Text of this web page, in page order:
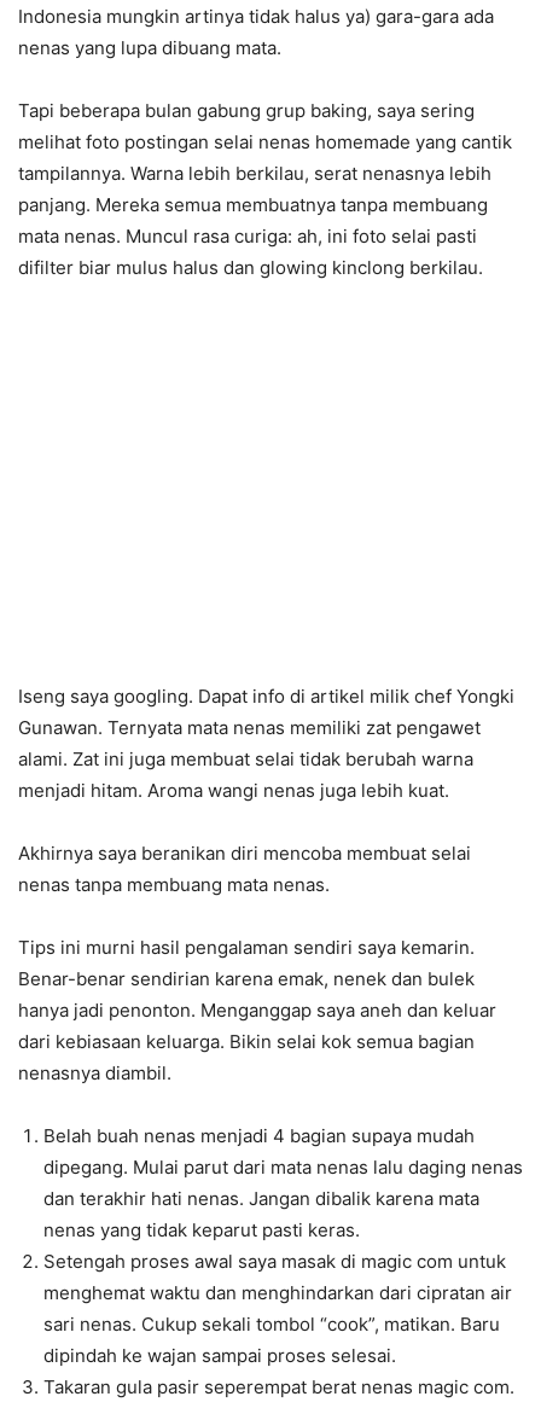
Indonesia mungkin artinya tidak halus ya) gara-gara ada
nenas yang lupa dibuang mata.
Tapi beberapa bulan gabung grup baking, saya sering
melihat foto postingan selai nenas homemade yang cantik
tampilannya. Warna lebih berkilau, serat nenasnya lebih
panjang. Mereka semua membuatnya tanpa membuang
mata nenas. Muncul rasa curiga: ah, ini foto selai pasti
difilter biar mulus halus dan glowing kinclong berkilau.
Iseng saya googling. Dapat info di artikel milik chef Yongki
Gunawan. Ternyata mata nenas memiliki zat pengawet
alami. Zat ini juga membuat selai tidak berubah warna
menjadi hitam. Aroma wangi nenas juga lebih kuat.
Akhirnya saya beranikan diri mencoba membuat selai
nenas tanpa membuang mata nenas.
Tips ini murni hasil pengalaman sendiri saya kemarin.
Benar-benar sendirian karena emak, nenek dan bulek
hanya jadi penonton. Menganggap saya aneh dan keluar
dari kebiasaan keluarga. Bikin selai kok semua bagian
nenasnya diambil.
Belah buah nenas menjadi 4 bagian supaya mudah
dipegang. Mulai parut dari mata nenas lalu daging nenas
dan terakhir hati nenas. Jangan dibalik karena mata
nenas yang tidak keparut pasti keras.
Setengah proses awal saya masak di magic com untuk
menghemat waktu dan menghindarkan dari cipratan air
sari nenas. Cukup sekali tombol “cook”, matikan. Baru
dipindah ke wajan sampai proses selesai.
Takaran gula pasir seperempat berat nenas magic com.